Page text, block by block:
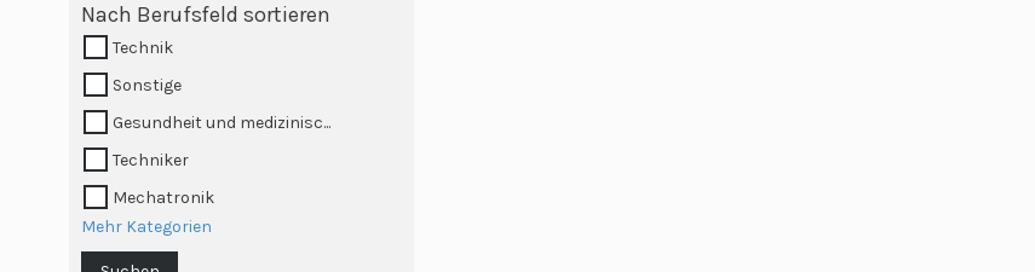
Nach Berufsfeld sortieren
Technik
Sonstige
Gesundheit und medizinisc...
Techniker
Mechatronik
Mehr Kategorien